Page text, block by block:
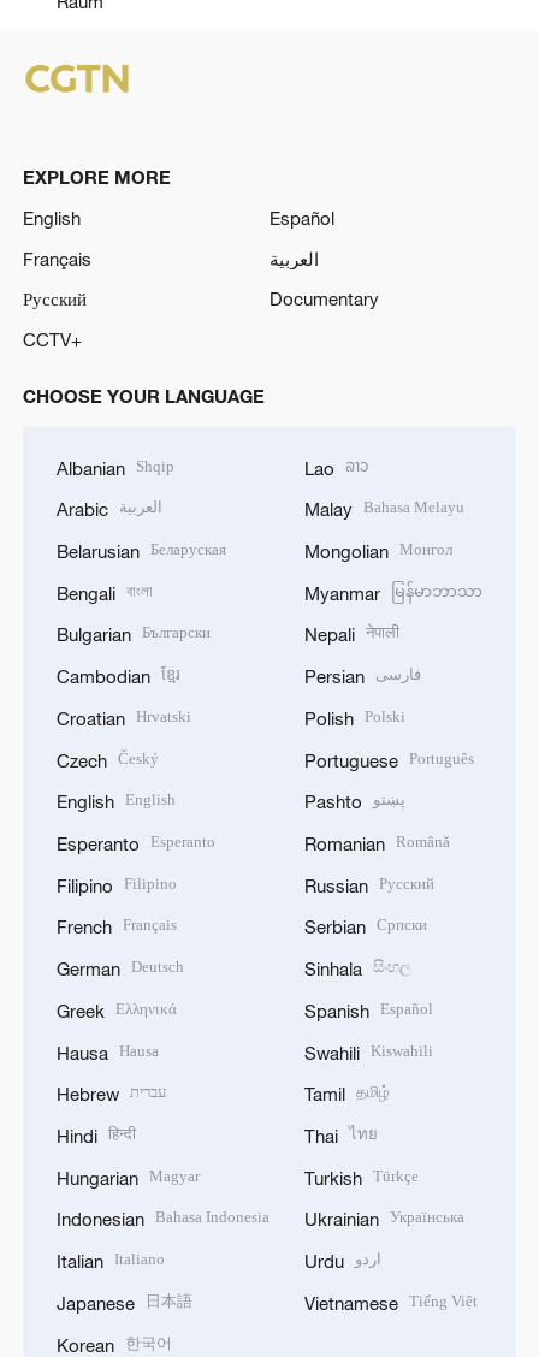
EXPLORE MORE
English
Español
Français
العربية
Русский
Documentary
CCTV+
CHOOSE YOUR LANGUAGE
Albanian Shqip
Arabic العربية
Belarusian Беларуская
Bengali বাংলা
Bulgarian Български
Cambodian ខ្មែរ
Croatian Hrvatski
Czech Český
English English
Esperanto Esperanto
Filipino Filipino
French Français
German Deutsch
Greek Ελληνικά
Hausa Hausa
Hebrew עברית
Hindi हिन्दी
Hungarian Magyar
Indonesian Bahasa Indonesia
Italian Italiano
Japanese 日本語
Korean 한국어
Lao ລາວ
Malay Bahasa Melayu
Mongolian Монгол
Myanmar မြန်မာဘာသာ
Nepali नेपाली
Persian فارسی
Polish Polski
Portuguese Português
Pashto پښتو
Romanian Română
Russian Русский
Serbian Српски
Sinhala සිංහල
Spanish Español
Swahili Kiswahili
Tamil தமிழ்
Thai ไทย
Turkish Türkçe
Ukrainian Українська
Urdu اردو
Vietnamese Tiếng Việt